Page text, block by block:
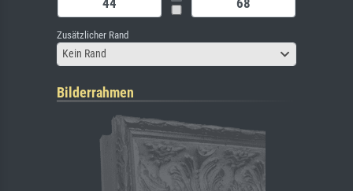
Zusätzlicher Rand
Kein Rand
Bilderrahmen